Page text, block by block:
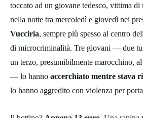
toccato ad un giovane tedesco, vittima di
nella notte tra mercoledì e giovedì nei
Vucciria, sempre più spesso al centro
di microcriminalità. Tre giovani — due
un terzo, presumibilmente marocchino,
— lo hanno accerchiato mentre stava
lo hanno aggredito con violenza per